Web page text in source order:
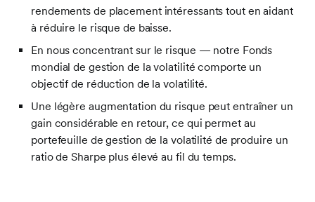
rendements de placement intéressants tout en aidant
à réduire le risque de baisse.
En nous concentrant sur le risque — notre Fonds
mondial de gestion de la volatilité comporte un
objectif de réduction de la volatilité.
Une légère augmentation du risque peut entraîner un
gain considérable en retour, ce qui permet au
portefeuille de gestion de la volatilité de produire un
ratio de Sharpe plus élevé au fil du temps.